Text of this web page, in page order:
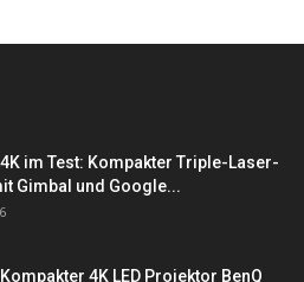
im Test: Kompakter Triple-Laser-
Gimbal und Google...
4K LED Projektor BenQ